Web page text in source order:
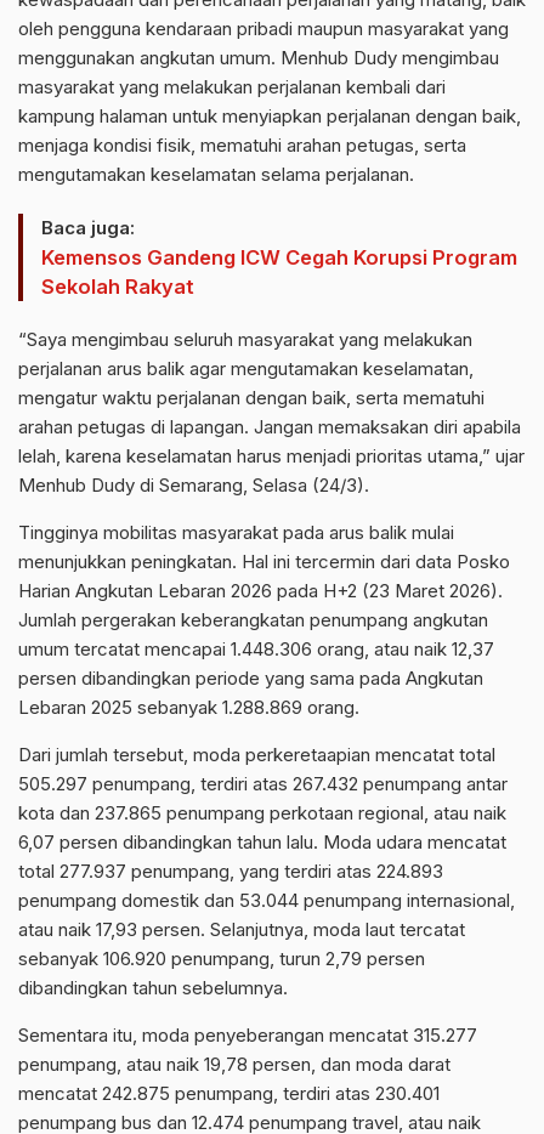
oleh pengguna kendaraan pribadi maupun masyarakat yang
menggunakan angkutan umum. Menhub Dudy mengimbau
masyarakat yang melakukan perjalanan kembali dari
kampung halaman untuk menyiapkan perjalanan dengan baik,
menjaga kondisi fisik, mematuhi arahan petugas, serta
mengutamakan keselamatan selama perjalanan.
Baca juga:
Kemensos Gandeng ICW Cegah Korupsi Program
Sekolah Rakyat
“Saya mengimbau seluruh masyarakat yang melakukan
perjalanan arus balik agar mengutamakan keselamatan,
mengatur waktu perjalanan dengan baik, serta mematuhi
arahan petugas di lapangan. Jangan memaksakan diri apabila
lelah, karena keselamatan harus menjadi prioritas utama,” ujar
Menhub Dudy di Semarang, Selasa (24/3).
Tingginya mobilitas masyarakat pada arus balik mulai
menunjukkan peningkatan. Hal ini tercermin dari data Posko
Harian Angkutan Lebaran 2026 pada H+2 (23 Maret 2026).
Jumlah pergerakan keberangkatan penumpang angkutan
umum tercatat mencapai 1.448.306 orang, atau naik 12,37
persen dibandingkan periode yang sama pada Angkutan
Lebaran 2025 sebanyak 1.288.869 orang.
Dari jumlah tersebut, moda perkeretaapian mencatat total
505.297 penumpang, terdiri atas 267.432 penumpang antar
kota dan 237.865 penumpang perkotaan regional, atau naik
6,07 persen dibandingkan tahun lalu. Moda udara mencatat
total 277.937 penumpang, yang terdiri atas 224.893
penumpang domestik dan 53.044 penumpang internasional,
atau naik 17,93 persen. Selanjutnya, moda laut tercatat
sebanyak 106.920 penumpang, turun 2,79 persen
dibandingkan tahun sebelumnya.
Sementara itu, moda penyeberangan mencatat 315.277
penumpang, atau naik 19,78 persen, dan moda darat
mencatat 242.875 penumpang, terdiri atas 230.401
penumpang bus dan 12.474 penumpang travel, atau naik